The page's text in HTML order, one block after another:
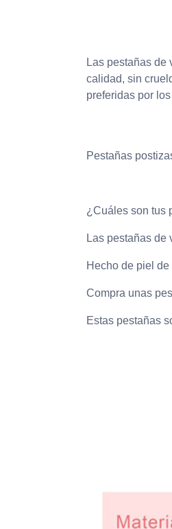
Las pestañas de
calidad, sin
preferidas por
Pestañas
¿Cuáles son tus
Las pestañas de
Hecho de piel
Compra unas
Estas pestañas